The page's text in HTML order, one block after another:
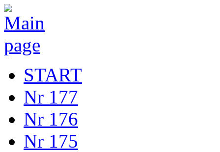
START
Nr 177
Nr 176
Nr 175